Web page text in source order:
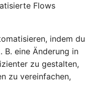
Flows
indem du
B. eine Änderung in
zu gestalten,
zu vereinfachen,